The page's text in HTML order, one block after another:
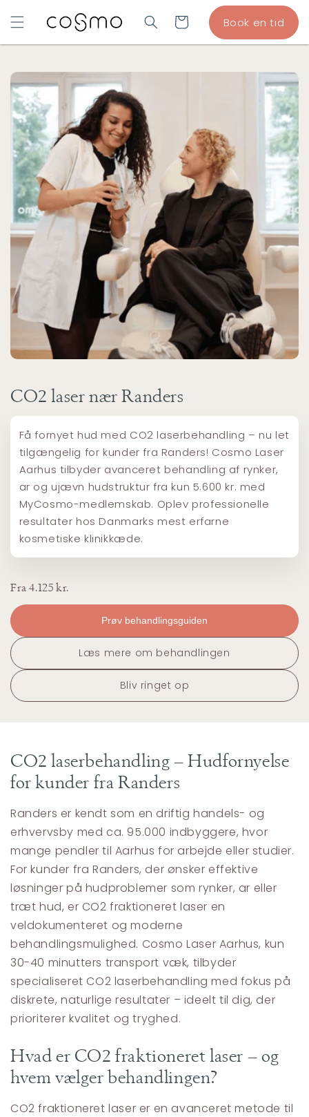
INDHOLD
Indkøbskurv Book en tid
CO2 laser nær Randers
Få fornyet hud med CO2 laserbehandling – nu let
tilgængelig for kunder fra Randers! Cosmo Laser
Aarhus tilbyder avanceret behandling af rynker,
ar og ujævn hudstruktur fra kun 5.600 kr. med
MyCosmo-medlemskab. Oplev professionelle
resultater hos Danmarks mest erfarne
kosmetiske klinikkæde.
Fra 4.125 kr.
Prøv behandlingsguiden
Læs mere om behandlingen
Bliv ringet op
CO2 laserbehandling – Hudfornyelse
for kunder fra Randers
Randers er kendt som en driftig handels- og
erhvervsby med ca. 95.000 indbyggere, hvor
mange pendler til Aarhus for arbejde eller studier.
For kunder fra Randers, der ønsker effektive
løsninger på hudproblemer som rynker, ar eller
træt hud, er CO2 fraktioneret laser en
veldokumenteret og moderne
behandlingsmulighed. Cosmo Laser Aarhus, kun
30-40 minutters transport væk, tilbyder
specialiseret CO2 laserbehandling med fokus på
diskrete, naturlige resultater – ideelt til dig, der
prioriterer kvalitet og tryghed.
Hvad er CO2 fraktioneret laser – og
hvem vælger behandlingen?
CO2 fraktioneret laser er en avanceret metode til